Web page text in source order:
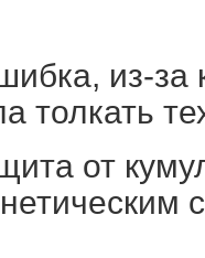
из-за
толкать
от